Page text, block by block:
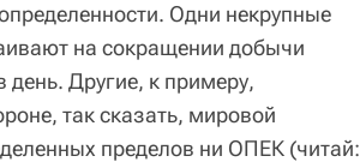
Одни некрупные
на сокращении добычи
Другие, к примеру,
так сказать, мировой
пределов ни ОПЕК (читай: